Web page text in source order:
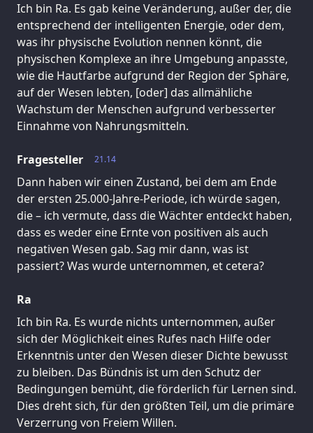
Ich bin Ra. Es gab keine Veränderung, außer der, die
entsprechend der intelligenten Energie, oder dem,
was ihr physische Evolution nennen könnt, die
physischen Komplexe an ihre Umgebung anpasste,
wie die Hautfarbe aufgrund der Region der Sphäre,
auf der Wesen lebten, [oder] das allmähliche
Wachstum der Menschen aufgrund verbesserter
Einnahme von Nahrungsmitteln.
21.14
Fragesteller
Dann haben wir einen Zustand, bei dem am Ende
der ersten 25.000-Jahre-Periode, ich würde sagen,
die – ich vermute, dass die Wächter entdeckt haben,
dass es weder eine Ernte von positiven als auch
negativen Wesen gab. Sag mir dann, was ist
passiert? Was wurde unternommen, et cetera?
Ra
Ich bin Ra. Es wurde nichts unternommen, außer
sich der Möglichkeit eines Rufes nach Hilfe oder
Erkenntnis unter den Wesen dieser Dichte bewusst
zu bleiben. Das Bündnis ist um den Schutz der
Bedingungen bemüht, die förderlich für Lernen sind.
Dies dreht sich, für den größten Teil, um die primäre
Verzerrung von Freiem Willen.